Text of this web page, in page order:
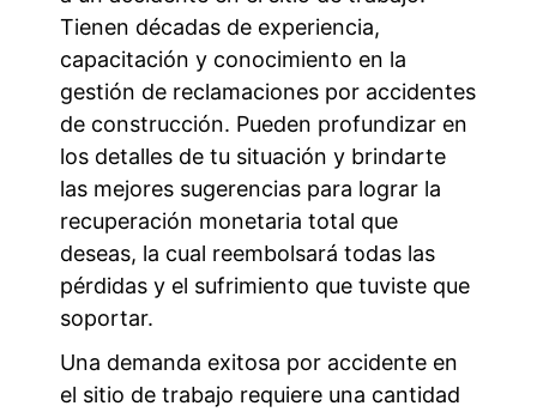
Tienen décadas de experiencia,
capacitación y conocimiento en la
gestión de reclamaciones por accidentes
de construcción. Pueden profundizar en
los detalles de tu situación y brindarte
las mejores sugerencias para lograr la
recuperación monetaria total que
deseas, la cual reembolsará todas las
pérdidas y el sufrimiento que tuviste que
soportar.
Una demanda exitosa por accidente en
el sitio de trabajo requiere una cantidad